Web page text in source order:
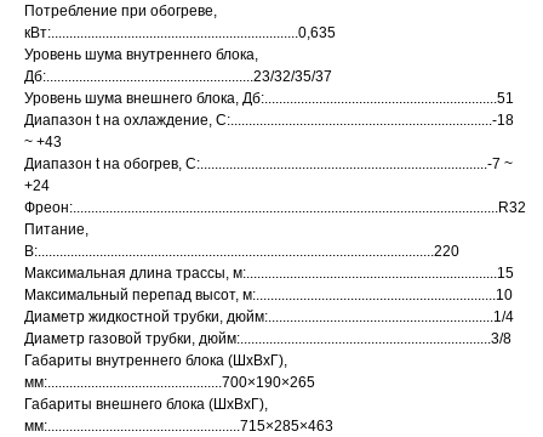
Потребление при обогреве,
кВт:....................................................................0,635
Уровень шума внутреннего блока,
Дб:.........................................................23/32/35/37
Уровень шума внешнего блока, Дб:................................................................51
Диапазон t на охлаждение, C:........................................................................-18
~ +43
Диапазон t на обогрев, C:...............................................................................-7 ~
+24
Фреон:.....................................................................................................................R32
Питание,
В:.............................................................................................................220
Максимальная длина трассы, м:.....................................................................15
Максимальный перепад высот, м:..................................................................10
Диаметр жидкостной трубки, дюйм:..............................................................1/4
Диаметр газовой трубки, дюйм:.....................................................................3/8
Габариты внутреннего блока (ШхВхГ),
мм:................................................700×190×265
Габариты внешнего блока (ШхВхГ),
мм:.....................................................715×285×463